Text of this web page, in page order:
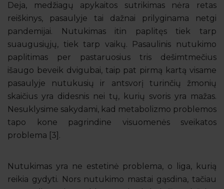
Deja, medžiagų apykaitos sutrikimas nėra retas
reiškinys, pasaulyje tai dažnai prilyginama netgi
pandemijai. Nutukimas itin paplitęs tiek tarp
suaugusiųjų, tiek tarp vaikų. Pasaulinis nutukimo
paplitimas per pastaruosius tris dešimtmečius
išaugo beveik dvigubai, taip pat pirmą kartą visame
pasaulyje nutukusių ir antsvorį turinčių žmonių
skaičius yra didesnis nei tų, kurių svoris yra mažas.
Nesuklysime sakydami, kad metabolizmo problemos
tapo kone pagrindine visuomenės sveikatos
problema [3].
Nutukimas yra ne estetinė problema, o liga, kurią
reikia gydyti. Nors nutukimo mastai gąsdina, tačiau